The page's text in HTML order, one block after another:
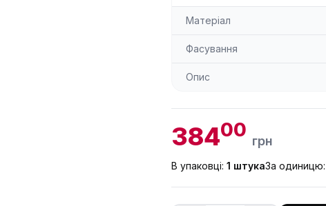
Матеріал
Фасування
Опис
38400 грн
В упаковці: 1 штукаЗа одиницю: